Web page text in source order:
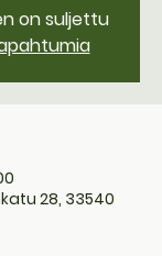
on suljettu
28, 33540